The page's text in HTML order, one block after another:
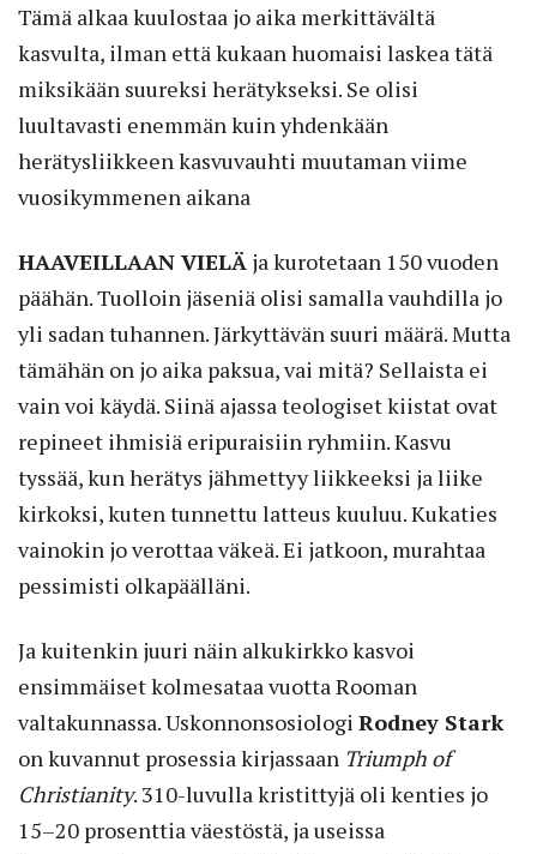
Tämä alkaa kuulostaa jo aika merkittävältä
kasvulta, ilman että kukaan huomaisi laskea tätä
miksikään suureksi herätykseksi. Se olisi
luultavasti enemmän kuin yhdenkään
herätysliikkeen kasvuvauhti muutaman viime
vuosikymmenen aikana
HAAVEILLAAN VIELÄ ja kurotetaan 150 vuoden
päähän. Tuolloin jäseniä olisi samalla vauhdilla jo
yli sadan tuhannen. Järkyttävän suuri määrä. Mutta
tämähän on jo aika paksua, vai mitä? Sellaista ei
vain voi käydä. Siinä ajassa teologiset kiistat ovat
repineet ihmisiä eripuraisiin ryhmiin. Kasvu
tyssää, kun herätys jähmettyy liikkeeksi ja liike
kirkoksi, kuten tunnettu latteus kuuluu. Kukaties
vainokin jo verottaa väkeä. Ei jatkoon, murahtaa
pessimisti olkapäälläni.
Ja kuitenkin juuri näin alkukirkko kasvoi
ensimmäiset kolmesataa vuotta Rooman
valtakunnassa. Uskonnonsosiologi Rodney Stark
on kuvannut prosessia kirjassaan Triumph of
Christianity. 310-luvulla kristittyjä oli kenties jo
15–20 prosenttia väestöstä, ja useissa